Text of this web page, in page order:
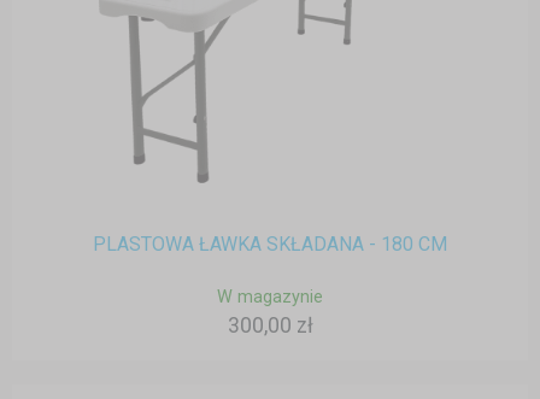
PLASTOWA ŁAWKA SKŁADANA - 180 CM
W magazynie
300,00 zł